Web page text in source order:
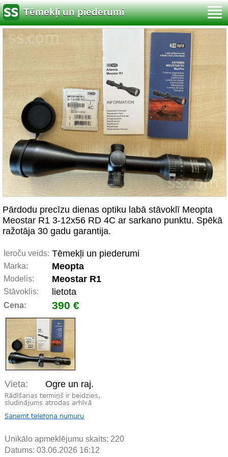
Tēmekļi un piederumi
Pārdodu precīzu dienas optiku labā stāvoklī Meopta
Meostar R1 3-12x56 RD 4C ar sarkano punktu. Spēkā
ražotāja 30 gadu garantija.
Ieroču veids: Tēmekļi un piederumi
Marka: Meopta
Modelis: Meostar R1
Stāvoklis: lietota
Cena: 390 €
Vieta: Ogre un raj.
Unikālo apmeklējumu skaits: 220
Datums: 03.06.2026 16:12